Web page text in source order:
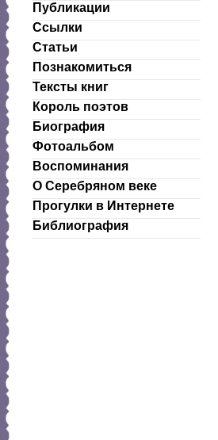
Публикации
Ссылки
Статьи
Познакомиться
Тексты книг
Король поэтов
Биография
Фотоальбом
Воспоминания
О Серебряном веке
Прогулки в Интернете
Библиография